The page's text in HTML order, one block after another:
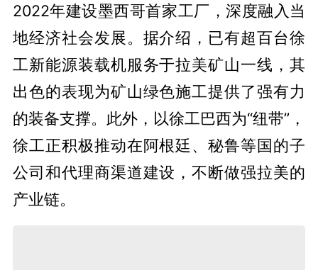
2022年建设墨西哥首家工厂，深度融入当
地经济社会发展。据介绍，已有超百台徐
工新能源装载机服务于拉美矿山一线，其
出色的表现为矿山绿色施工提供了强有力
的装备支撑。此外，以徐工巴西为“纽带”，
徐工正积极推动在阿根廷、秘鲁等国的子
公司和代理商渠道建设，不断做强拉美的
产业链。